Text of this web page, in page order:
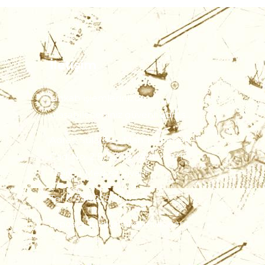
İletişim
Lihkab işlemlerinizde
ulaşabileceğiniz güvenli adres...
Adres: Sularbaşı Mah. Kepenek
Cad. No: 2 Erişenler Apt. Kat: 1
Daire: 1 Merkez/Sivas
Tel: 0 346 225 27 09
E-posta: bilgi@lihkabsivas.com